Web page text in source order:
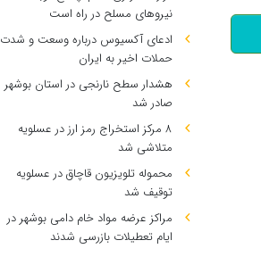
نیروهای مسلح در راه است
ادعای آکسیوس درباره وسعت و شدت
حملات اخیر به ایران
هشدار سطح نارنجی در استان بوشهر
صادر شد
۸ مرکز استخراج رمز ارز در عسلویه
متلاشی شد
محموله تلویزیون قاچاق در عسلویه
توقیف شد
مراکز عرضه مواد خام دامی بوشهر در
ایام تعطیلات بازرسی شدند